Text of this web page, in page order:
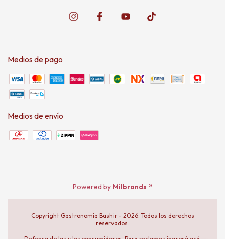
Medios de pago
Medios de envío
Powered by Milbrands ®
Copyright Gastronomía Bashir - 2026. Todos los derechos
reservados.